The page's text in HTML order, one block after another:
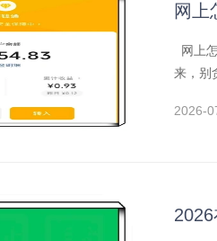
网上
网上
来，别
2026-